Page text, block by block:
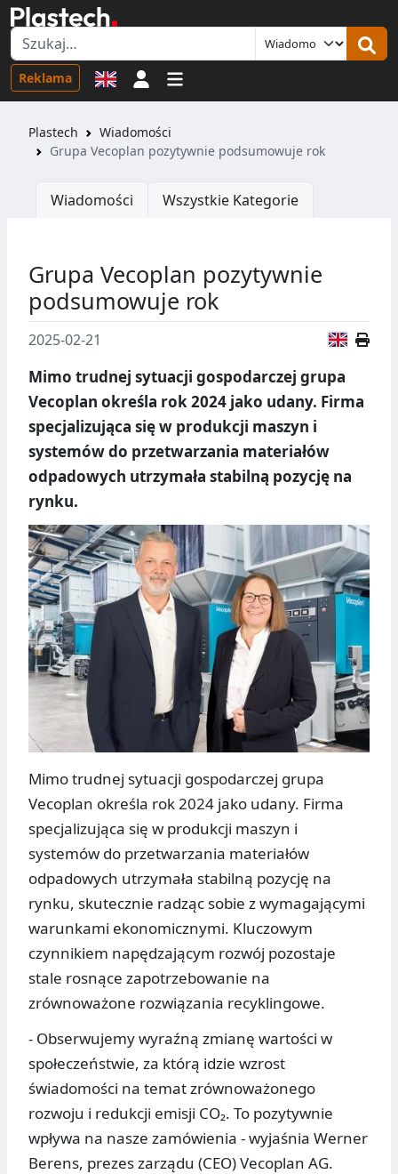
Reklama Logowanie
Plastech
Wiadomości
Grupa Vecoplan pozytywnie podsumowuje rok
Wiadomości Wszystkie Kategorie
Grupa Vecoplan pozytywnie
podsumowuje rok
2025-02-21
Mimo trudnej sytuacji gospodarczej grupa
Vecoplan określa rok 2024 jako udany. Firma
specjalizująca się w produkcji maszyn i
systemów do przetwarzania materiałów
odpadowych utrzymała stabilną pozycję na
rynku.
Mimo trudnej sytuacji gospodarczej grupa
Vecoplan określa rok 2024 jako udany. Firma
specjalizująca się w produkcji maszyn i
systemów do przetwarzania materiałów
odpadowych utrzymała stabilną pozycję na
rynku, skutecznie radząc sobie z wymagającymi
warunkami ekonomicznymi. Kluczowym
czynnikiem napędzającym rozwój pozostaje
stale rosnące zapotrzebowanie na
zrównoważone rozwiązania recyklingowe.
- Obserwujemy wyraźną zmianę wartości w
społeczeństwie, za którą idzie wzrost
świadomości na temat zrównoważonego
rozwoju i redukcji emisji CO₂. To pozytywnie
wpływa na nasze zamówienia - wyjaśnia Werner
Berens, prezes zarządu (CEO) Vecoplan AG.